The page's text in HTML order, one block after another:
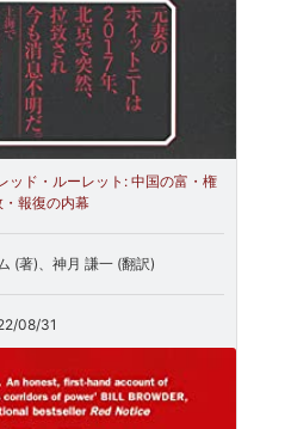
ッド・ルーレット: 中国の富・権
・報復の内幕
(著)、神月 謙一 (翻訳)
08/31